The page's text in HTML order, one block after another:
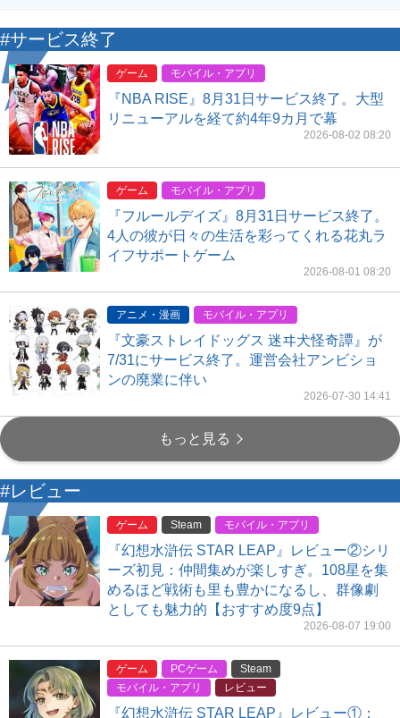
#サービス終了
ゲーム モバイル・アプリ
『NBA RISE』8月31日サービス終了。大型
リニューアルを経て約4年9カ月で幕
2026-08-02 08:20
ゲーム モバイル・アプリ
『フルールデイズ』8月31日サービス終了。
4人の彼が日々の生活を彩ってくれる花丸ラ
イフサポートゲーム
2026-08-01 08:20
アニメ・漫画 モバイル・アプリ
『文豪ストレイドッグス 迷ヰ犬怪奇譚』が
7/31にサービス終了。運営会社アンビショ
ンの廃業に伴い
2026-07-30 14:41
もっと見る
#レビュー
ゲーム Steam モバイル・アプリ
『幻想水滸伝 STAR LEAP』レビュー②シリ
ーズ初見：仲間集めが楽しすぎ。108星を集
めるほど戦術も里も豊かになるし、群像劇
としても魅力的【おすすめ度9点】
2026-08-07 19:00
ゲーム PCゲーム
Steam
モバイル・アプリ
レビュー
『幻想水滸伝 STAR LEAP』レビュー①：